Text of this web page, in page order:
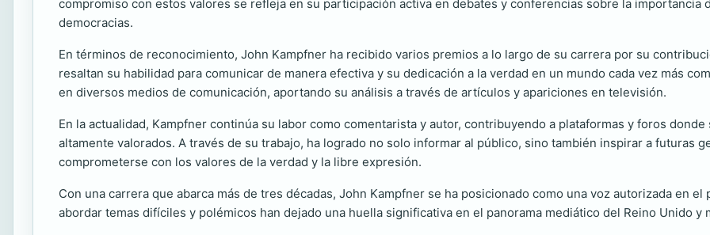
compromiso con estos valores se refleja en su participación activa en debates y conferencias sobre la
democracias.
En términos de reconocimiento, John Kampfner ha recibido varios premios a lo largo de su carrera por su
resaltan su habilidad para comunicar de manera efectiva y su dedicación a la verdad en un mundo cada vez más
en diversos medios de comunicación, aportando su análisis a través de artículos y apariciones en televisión.
En la actualidad, Kampfner continúa su labor como comentarista y autor, contribuyendo a plataformas y foros
altamente valorados. A través de su trabajo, ha logrado no solo informar al público, sino también inspirar a futuras
comprometerse con los valores de la verdad y la libre expresión.
Con una carrera que abarca más de tres décadas, John Kampfner se ha posicionado como una voz autorizada en
abordar temas difíciles y polémicos han dejado una huella significativa en el panorama mediático del Reino Unido y